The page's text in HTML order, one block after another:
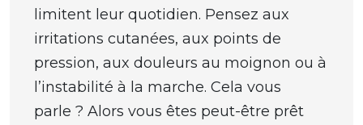
limitent leur quotidien. Pensez aux
irritations cutanées, aux points de
pression, aux douleurs au moignon ou à
l’instabilité à la marche. Cela vous
parle ? Alors vous êtes peut-être prêt